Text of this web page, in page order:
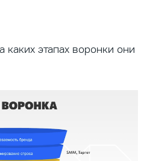
этапах воронки они